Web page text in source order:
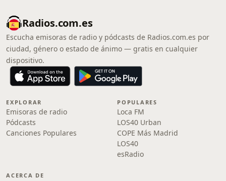
Radios.com.es
Escucha emisoras de radio y pódcasts de Radios.com.es por
ciudad, género o estado de ánimo — gratis en cualquier
dispositivo.
EXPLORAR
Emisoras de radio
Pódcasts
Canciones Populares
POPULARES
Loca FM
LOS40 Urban
COPE Más Madrid
LOS40
esRadio
ACERCA DE